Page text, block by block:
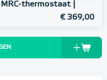
thermostaat |
€ 369,00